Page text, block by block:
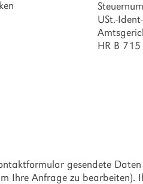
USt.-
HR B 715
gesendete
Ihre Anfrage zu